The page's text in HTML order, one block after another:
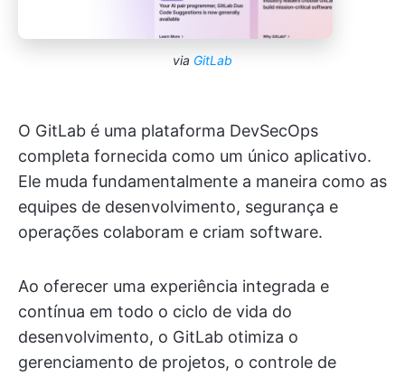
via GitLab
O GitLab é uma plataforma DevSecOps
completa fornecida como um único aplicativo.
Ele muda fundamentalmente a maneira como as
equipes de desenvolvimento, segurança e
operações colaboram e criam software.
Ao oferecer uma experiência integrada e
contínua em todo o ciclo de vida do
desenvolvimento, o GitLab otimiza o
gerenciamento de projetos, o controle de